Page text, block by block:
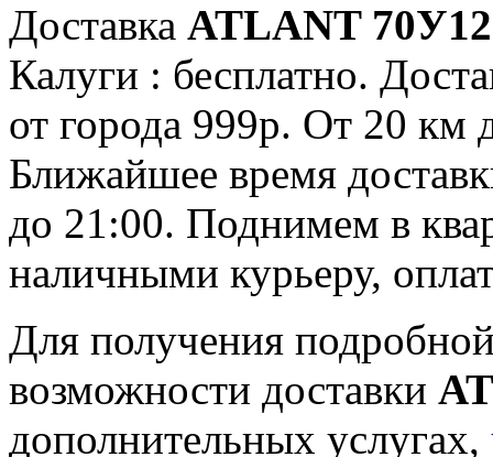
Доставка ATLANT
Калуги : бесплатно.
от города 999р. От 20 км
Ближайшее время
до 21:00. Поднимем в
наличными курьеру,
Для получения
возможности доставки
дополнительных услугах,